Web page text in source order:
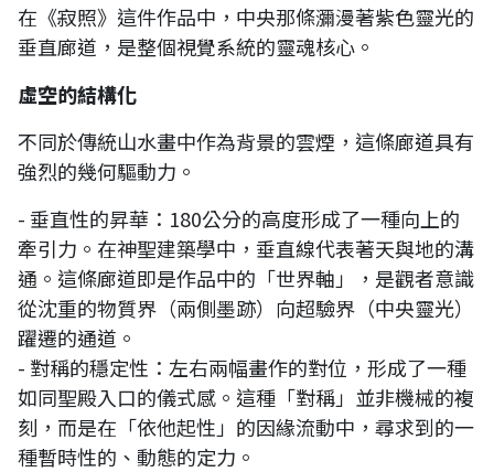
在《寂照》這件作品中，中央那條瀰漫著紫色靈光的
垂直廊道，是整個視覺系統的靈魂核心。
虛空的結構化
不同於傳統山水畫中作為背景的雲煙，這條廊道具有
強烈的幾何驅動力。
- 垂直性的昇華：180公分的高度形成了一種向上的
牽引力。在神聖建築學中，垂直線代表著天與地的溝
通。這條廊道即是作品中的「世界軸」，是觀者意識
從沈重的物質界（兩側墨跡）向超驗界（中央靈光）
躍遷的通道。
- 對稱的穩定性：左右兩幅畫作的對位，形成了一種
如同聖殿入口的儀式感。這種「對稱」並非機械的複
刻，而是在「依他起性」的因緣流動中，尋求到的一
種暫時性的、動態的定力。